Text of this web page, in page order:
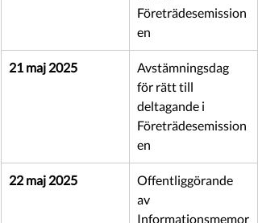
Företrädesemission
en
21 maj 2025
Avstämningsdag
för rätt till
deltagande i
Företrädesemission
en
22 maj 2025
Offentliggörande
av
Informationsmemor